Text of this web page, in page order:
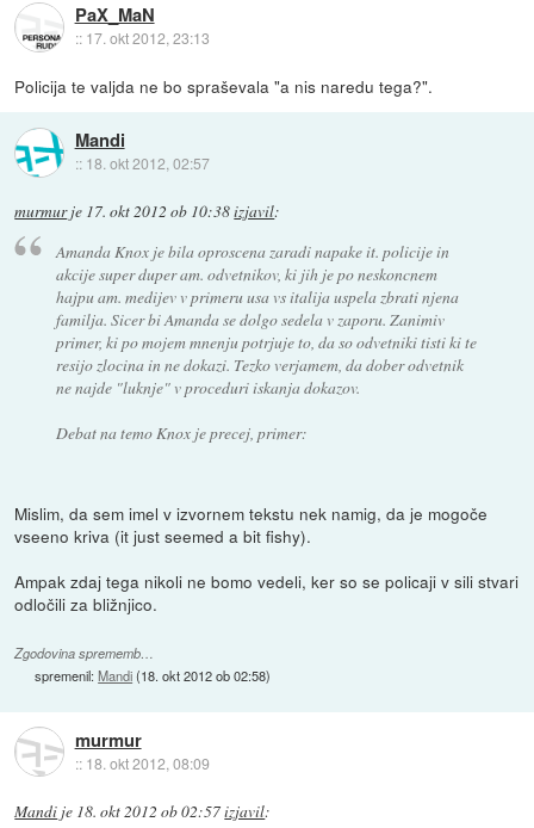
PaX_MaN
:: 17. okt 2012, 23:13
Policija te valjda ne bo spraševala "a nis naredu tega?".
Mandi
:: 18. okt 2012, 02:57
murmurje 17. okt 2012 ob 10:38izjavil:
Amanda Knox je bila oproscena zaradi napake it. policije in
akcije super duper am. odvetnikov, ki jih je po neskoncnem
hajpu am. medijev v primeru usa vs italija uspela zbrati njena
familja. Sicer bi Amanda se dolgo sedela v zaporu. Zanimiv
primer, ki po mojem mnenju potrjuje to, da so odvetniki tisti ki te
resijo zlocina in ne dokazi. Tezko verjamem, da dober odvetnik
ne najde "luknje" v proceduri iskanja dokazov.
Debat na temo Knox je precej, primer:
Mislim, da sem imel v izvornem tekstu nek namig, da je mogoče
vseeno kriva (it just seemed a bit fishy).
Ampak zdaj tega nikoli ne bomo vedeli, ker so se policaji v sili stvari
odločili za bližnjico.
Zgodovina sprememb…
spremenil:Mandi(18. okt 2012 ob 02:58)
murmur
:: 18. okt 2012, 08:09
Mandi je 18. okt 2012 ob 02:57izjavil: